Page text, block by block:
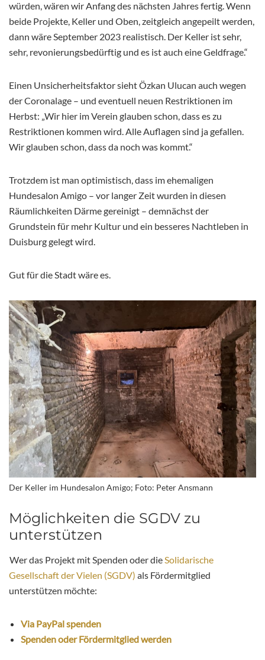
würden, wären wir Anfang des nächsten Jahres fertig. Wenn
beide Projekte, Keller und Oben, zeitgleich angepeilt werden,
dann wäre September 2023 realistisch. Der Keller ist sehr,
sehr, revonierungsbedürftig und es ist auch eine Geldfrage.“
Einen Unsicherheitsfaktor sieht Özkan Ulucan auch wegen
der Coronalage – und eventuell neuen Restriktionen im
Herbst: „Wir hier im Verein glauben schon, dass es zu
Restriktionen kommen wird. Alle Auflagen sind ja gefallen.
Wir glauben schon, dass da noch was kommt.“
Trotzdem ist man optimistisch, dass im ehemaligen
Hundesalon Amigo – vor langer Zeit wurden in diesen
Räumlichkeiten Därme gereinigt – demnächst der
Grundstein für mehr Kultur und ein besseres Nachtleben in
Duisburg gelegt wird.
Gut für die Stadt wäre es.
Der Keller im Hundesalon Amigo; Foto: Peter Ansmann
Möglichkeiten die SGDV zu
unterstützen
Wer das Projekt mit Spenden oder die Solidarische
Gesellschaft der Vielen (SGDV) als Fördermitglied
unterstützen möchte:
Via PayPal spenden
Spenden oder Fördermitglied werden